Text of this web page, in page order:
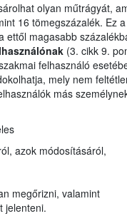
olyan műtrágyát,
16 tömegszázalék. Ez
magasabb
(3. cikk 9.
felhasználó
mely nem
más
azok módosításáról,
megőrizni, valamint
jelenteni.